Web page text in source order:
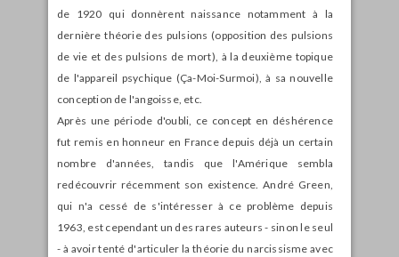
de 1920 qui donnèrent naissance notamment à la
dernière théorie des pulsions (opposition des pulsions
de vie et des pulsions de mort), à la deuxième topique
de l'appareil psychique (Ça-Moi-Surmoi), à sa nouvelle
conception de l'angoisse, etc.
Après une période d'oubli, ce concept en déshérence
fut remis en honneur en France depuis déjà un certain
nombre d'années, tandis que l'Amérique sembla
redécouvrir récemment son existence. André Green,
qui n'a cessé de s'intéresser à ce problème depuis
1963, est cependant un des rares auteurs - sinon le seul
- à avoir tenté d'articuler la théorie du narcissisme avec